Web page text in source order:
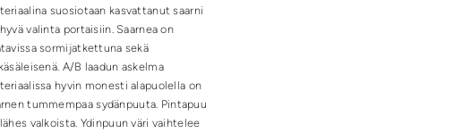
suosiotaan kasvattanut saarni
valinta portaisiin. Saarnea on
sormijatkettuna sekä
A/B laadun askelma
hyvin monesti alapuolella on
tummempaa sydänpuuta. Pintapuu
valkoista. Ydinpuun väri vaihtelee